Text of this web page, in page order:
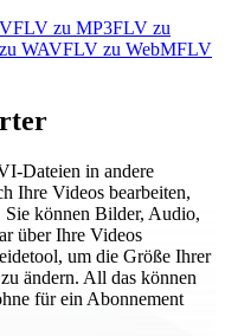
FLV zu MP3FLV zu
WAVFLV zu WebMFLV
Dateien in andere
Ihre Videos bearbeiten,
Sie können Bilder, Audio,
über Ihre Videos
um die Größe Ihrer
ändern. All das können
für ein Abonnement